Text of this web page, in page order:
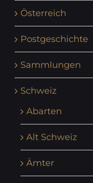
Österreich
Postgeschichte
Sammlungen
Schweiz
Abarten
Alt Schweiz
Ämter